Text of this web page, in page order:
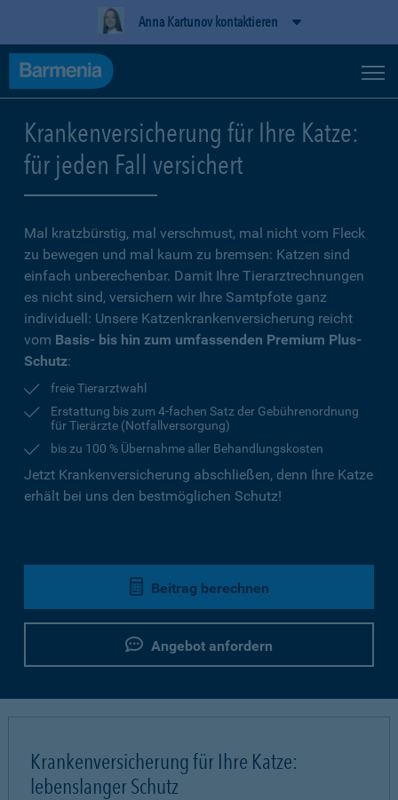
Anna Kartunov kontaktieren
Krankenversicherung für Ihre Katze:
für jeden Fall versichert
Mal kratzbürstig, mal verschmust, mal nicht vom Fleck
zu bewegen und mal kaum zu bremsen: Katzen sind
einfach unberechenbar. Damit Ihre Tierarztrechnungen
es nicht sind, versichern wir Ihre Samtpfote ganz
individuell: Unsere Katzenkrankenversicherung reicht
vom Basis- bis hin zum umfassenden Premium Plus-
Schutz:
freie Tierarztwahl
Erstattung bis zum 4-fachen Satz der Gebührenordnung
für Tierärzte (Notfallversorgung)
bis zu 100 % Übernahme aller Behandlungskosten
Jetzt Krankenversicherung abschließen, denn Ihre Katze
erhält bei uns den bestmöglichen Schutz!
Beitrag berechnen
Angebot anfordern
Krankenversicherung für Ihre Katze:
lebenslanger Schutz